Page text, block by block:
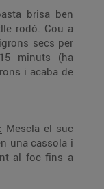
brisa ben
rodó. Cou a
secs per
minuts (ha
i acaba de
Mescla el suc
una cassola i
al foc fins a